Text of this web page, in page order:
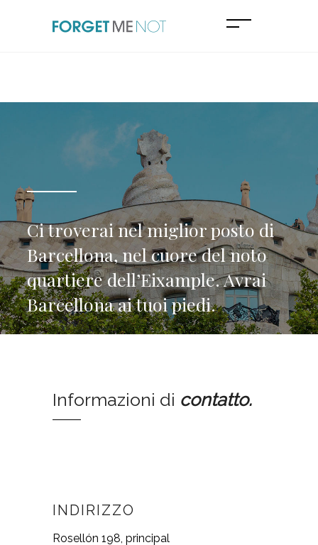
Ci troverai nel miglior posto di
Barcellona, nel cuore del noto
quartiere dell’Eixample. Avrai
Barcellona ai tuoi piedi.
Informazioni di contatto.
INDIRIZZO
Rosellón 198, principal